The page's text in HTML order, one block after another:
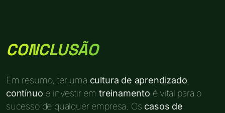
CONCLUSÃO
Em resumo, ter uma cultura de aprendizado
contínuo e investir em treinamento é vital para o
sucesso de qualquer empresa. Os casos de